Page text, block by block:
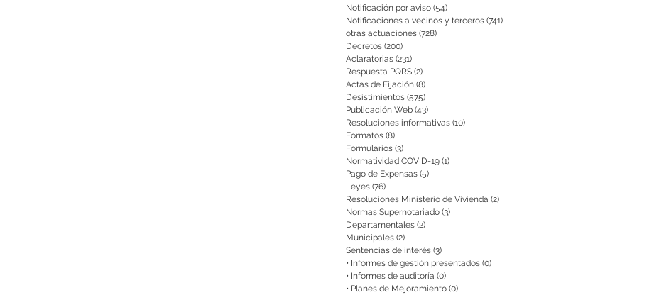
Notificación por aviso (54)
Notificaciones a vecinos y terceros (741)
otras actuaciones (728)
Decretos (200)
Aclaratorias (231)
Respuesta PQRS (2)
Actas de Fijación (8)
Desistimientos (575)
Publicación Web (43)
Resoluciones informativas (10)
Formatos (8)
Formularios (3)
Normatividad COVID-19 (1)
Pago de Expensas (5)
Leyes (76)
Resoluciones Ministerio de Vivienda (2)
Normas Supernotariado (3)
Departamentales (2)
Municipales (2)
Sentencias de interés (3)
• Informes de gestión presentados (0)
• Informes de auditoría (0)
• Planes de Mejoramiento (0)